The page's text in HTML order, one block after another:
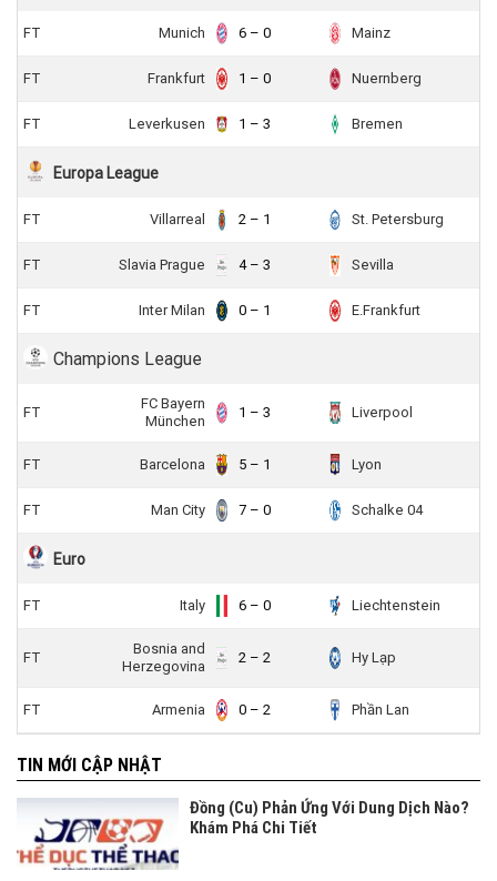
FT Munich 6 – 0 Mainz
FT Frankfurt 1 – 0 Nuernberg
FT Leverkusen 1 – 3 Bremen
Europa League
FT Villarreal 2 – 1 St. Petersburg
FT Slavia Prague 4 – 3 Sevilla
FT Inter Milan 0 – 1 E.Frankfurt
Champions League
FT
FC Bayern
München
1 – 3 Liverpool
FT Barcelona 5 – 1 Lyon
FT Man City 7 – 0 Schalke 04
Euro
FT Italy 6 – 0 Liechtenstein
FT
Bosnia and
Herzegovina
2 – 2 Hy Lạp
FT Armenia 0 – 2 Phần Lan
TIN MỚI CẬP NHẬT
Đồng (Cu) Phản Ứng Với Dung Dịch Nào?
Khám Phá Chi Tiết